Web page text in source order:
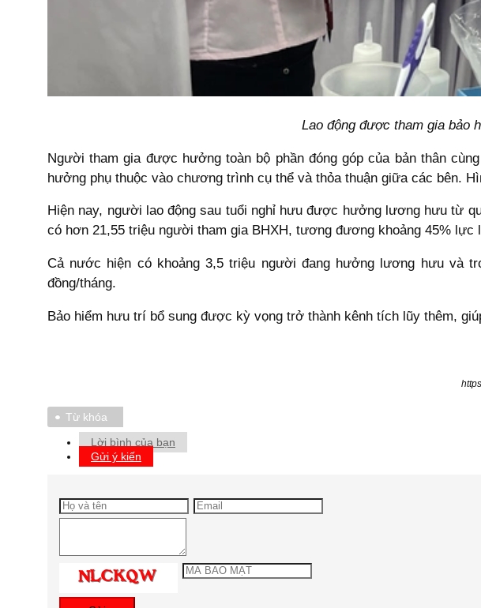
Lao động được tham gia bảo
Người tham gia được hưởng toàn bộ phần đóng góp của bản thân
hưởng phụ thuộc vào chương trình cụ thể và thỏa thuận giữa các bên.
Hiện nay, người lao động sau tuổi nghỉ hưu được hưởng lương hưu từ
có hơn 21,55 triệu người tham gia BHXH, tương đương khoảng 45% lực
Cả nước hiện có khoảng 3,5 triệu người đang hưởng lương hưu và
đồng/tháng.
Bảo hiểm hưu trí bổ sung được kỳ vọng trở thành kênh tích lũy thêm,
Từ khóa
Lời bình của bạn
Gửi ý kiến